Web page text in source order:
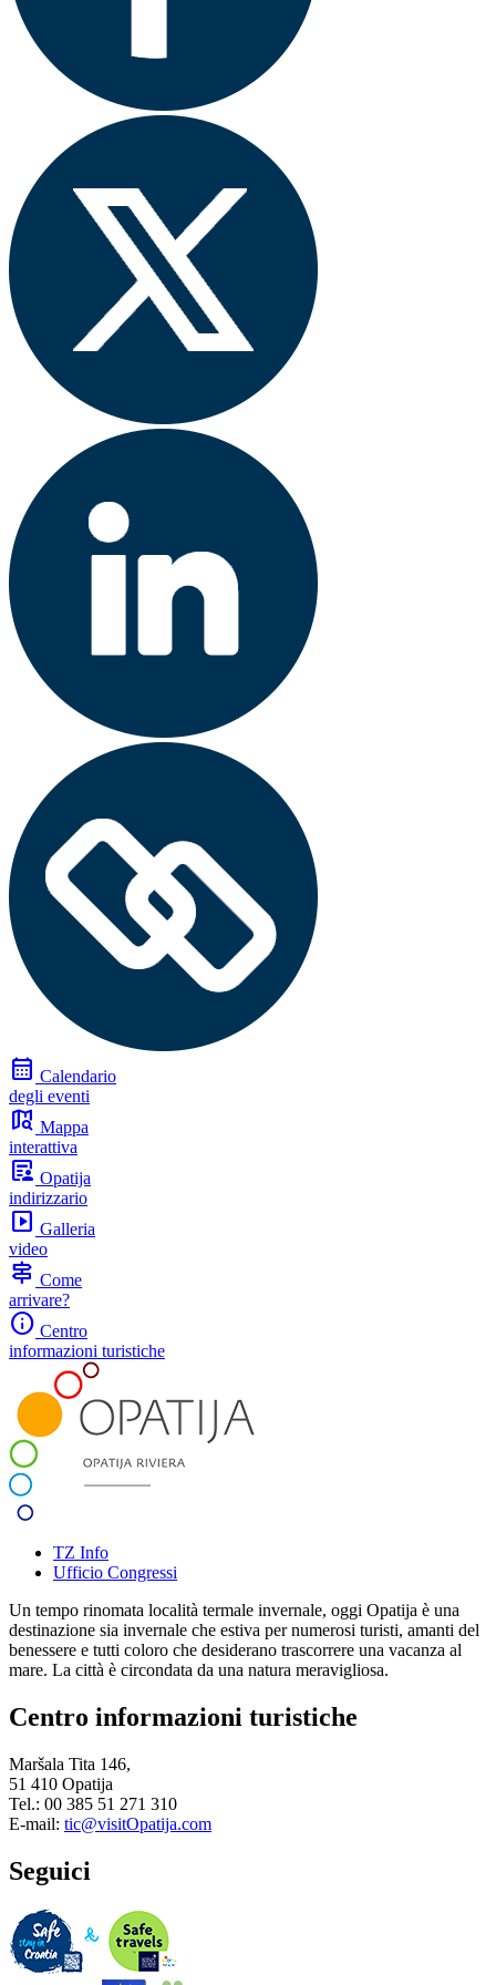
calendar_month Calendario
degli eventi
map_search Mappa
interattiva
article_person Opatija
indirizzario
slideshow Galleria
video
signpost Come
arrivare?
info Centro
informazioni turistiche
TZ Info
Ufficio Congressi
Un tempo rinomata località termale invernale, oggi Opatija è una
destinazione sia invernale che estiva per numerosi turisti, amanti del
benessere e tutti coloro che desiderano trascorrere una vacanza al
mare. La città è circondata da una natura meravigliosa.
Centro informazioni turistiche
Maršala Tita 146,
51 410 Opatija
Tel.: 00 385 51 271 310
E-mail: tic@visitOpatija.com
Seguici